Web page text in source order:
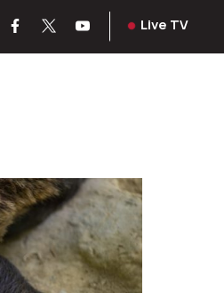
Live TV